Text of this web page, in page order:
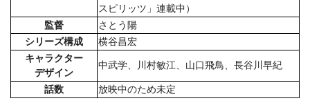
スピリッツ」連載中）
監督
さとう陽
シリーズ構成
横谷昌宏
キャラクター
デザイン
中武学、川村敏江、山口飛鳥、長谷川早紀
話数 放映中のため未定